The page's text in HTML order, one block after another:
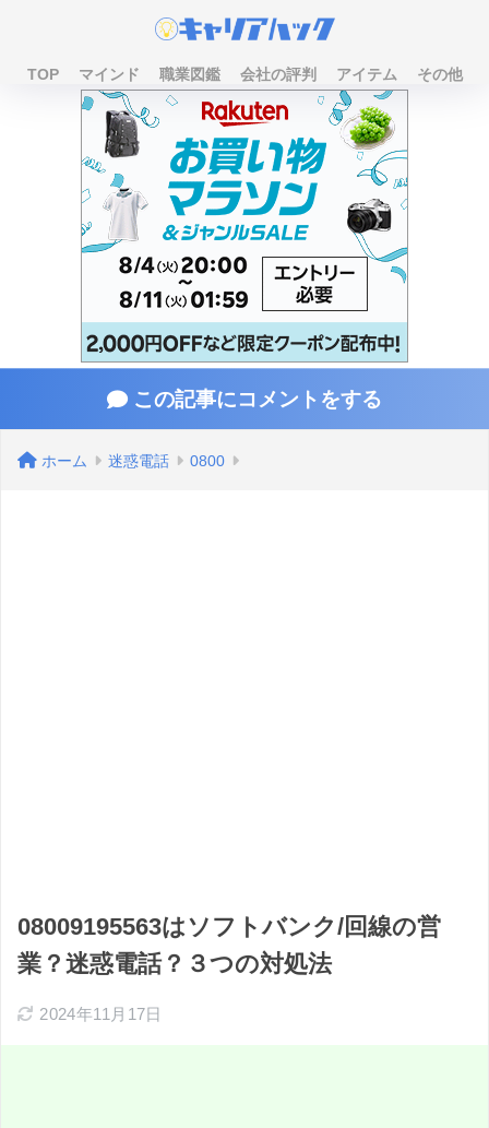
TOP マインド 職業図鑑 会社の評判 アイテム その他
この記事にコメントをする
ホーム 迷惑電話 0800
08009195563はソフトバンク/回線の営
業？迷惑電話？３つの対処法
2024年11月17日